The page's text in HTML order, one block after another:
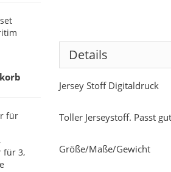
Details
Jersey Stoff Digitaldruck
Toller Jerseystoff. Passt
Größe/Maße/Gewicht
für
für 3,